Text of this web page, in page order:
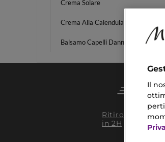
Crema Solare
Crema Alla Calendula
Balsamo Capelli Danneggiati
Ritiro in
in 2H
Il